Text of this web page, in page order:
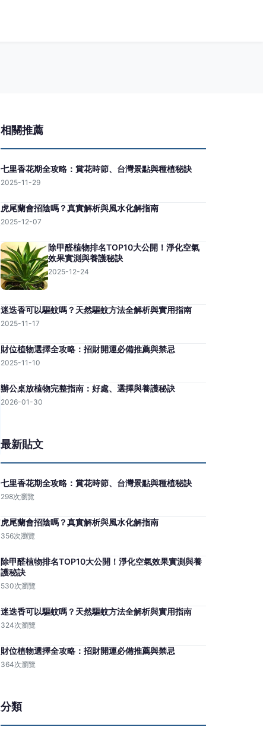
相關推薦
七里香花期全攻略：賞花時節、台灣景點與種植秘訣
2025-11-29
虎尾蘭會招陰嗎？真實解析與風水化解指南
2025-12-07
除甲醛植物排名TOP10大公開！淨化空氣
效果實測與養護秘訣
2025-12-24
迷迭香可以驅蚊嗎？天然驅蚊方法全解析與實用指南
2025-11-17
財位植物選擇全攻略：招財開運必備推薦與禁忌
2025-11-10
辦公桌放植物完整指南：好處、選擇與養護秘訣
2026-01-30
最新貼文
七里香花期全攻略：賞花時節、台灣景點與種植秘訣
298次瀏覽
虎尾蘭會招陰嗎？真實解析與風水化解指南
356次瀏覽
除甲醛植物排名TOP10大公開！淨化空氣效果實測與養
護秘訣
530次瀏覽
迷迭香可以驅蚊嗎？天然驅蚊方法全解析與實用指南
324次瀏覽
財位植物選擇全攻略：招財開運必備推薦與禁忌
364次瀏覽
分類